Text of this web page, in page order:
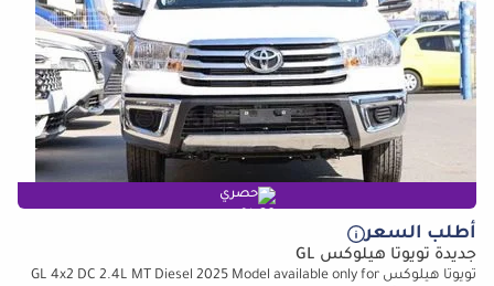
حصري
أطلب السعر
جديدة تويوتا هيلوكس GL
تويوتا هيلوكس GL 4x2 DC 2.4L MT Diesel 2025 Model available only for